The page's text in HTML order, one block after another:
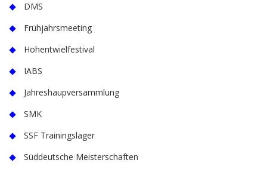
DMS
Frühjahrsmeeting
Hohentwielfestival
IABS
Jahreshaupversammlung
SMK
SSF Trainingslager
Süddeutsche Meisterschaften